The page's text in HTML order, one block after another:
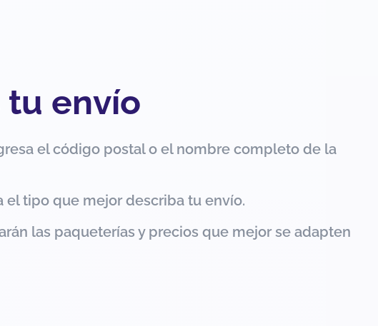
tu envío
el código postal o el nombre completo de la
el tipo que mejor describa tu envío.
las paqueterías y precios que mejor se adapten